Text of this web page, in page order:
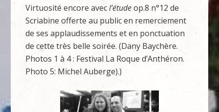
Virtuosité encore avecl’étudeop.8 n°12 de
Scriabine offerte au public en remerciement
de ses applaudissements et en ponctuation
de cette très belle soirée. (Dany Baychère.
Photos 1 à 4 : Festival La Roque d’Anthéron.
Photo 5: Michel Auberge).)